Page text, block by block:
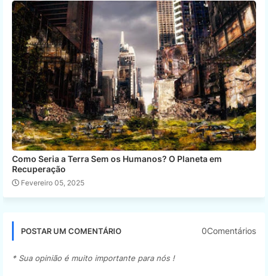
Como Seria a Terra Sem os Humanos? O Planeta em
Recuperação
Fevereiro 05, 2025
POSTAR UM COMENTÁRIO 0Comentários
* Sua opinião é muito importante para nós !